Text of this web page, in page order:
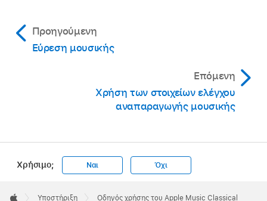
Προηγούμενη
Εύρεση μουσικής
Επόμενη
Χρήση των στοιχείων ελέγχου
αναπαραγωγής μουσικής
Χρήσιμο; Ναι Όχι
Footer
 Υποστήριξη Οδηγός χρήσης του Apple Music Classical